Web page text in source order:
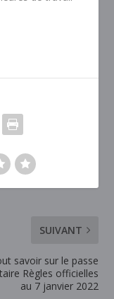
SUIVANT
savoir sur le passe
Règles officielles
au 7 janvier 2022